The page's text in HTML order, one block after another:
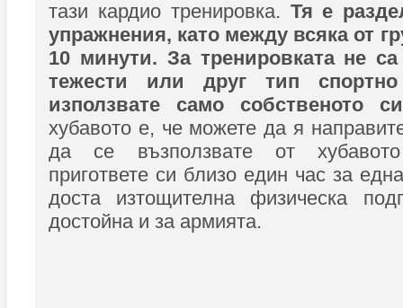
тази кардио тренировка. Тя е
упражнения, като между всяка от
10 минути. За тренировката не
тежести или друг тип
използвате само собственото
хубавото е, че можете да я
да се възползвате от
пригответе си близо един час за
доста изтощителна физическа
достойна и за армията.